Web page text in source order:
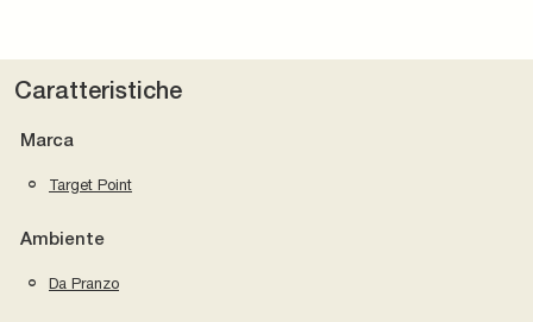
Caratteristiche
Marca
Target Point
Ambiente
Da Pranzo